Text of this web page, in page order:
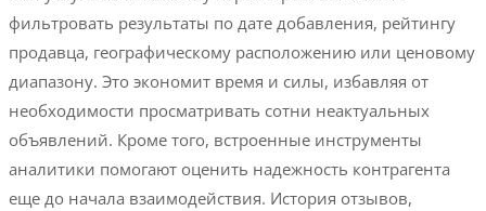
фильтровать результаты по дате добавления, рейтингу
продавца, географическому расположению или ценовому
диапазону. Это экономит время и силы, избавляя от
необходимости просматривать сотни неактуальных
объявлений. Кроме того, встроенные инструменты
аналитики помогают оценить надежность контрагента
еще до начала взаимодействия. История отзывов,